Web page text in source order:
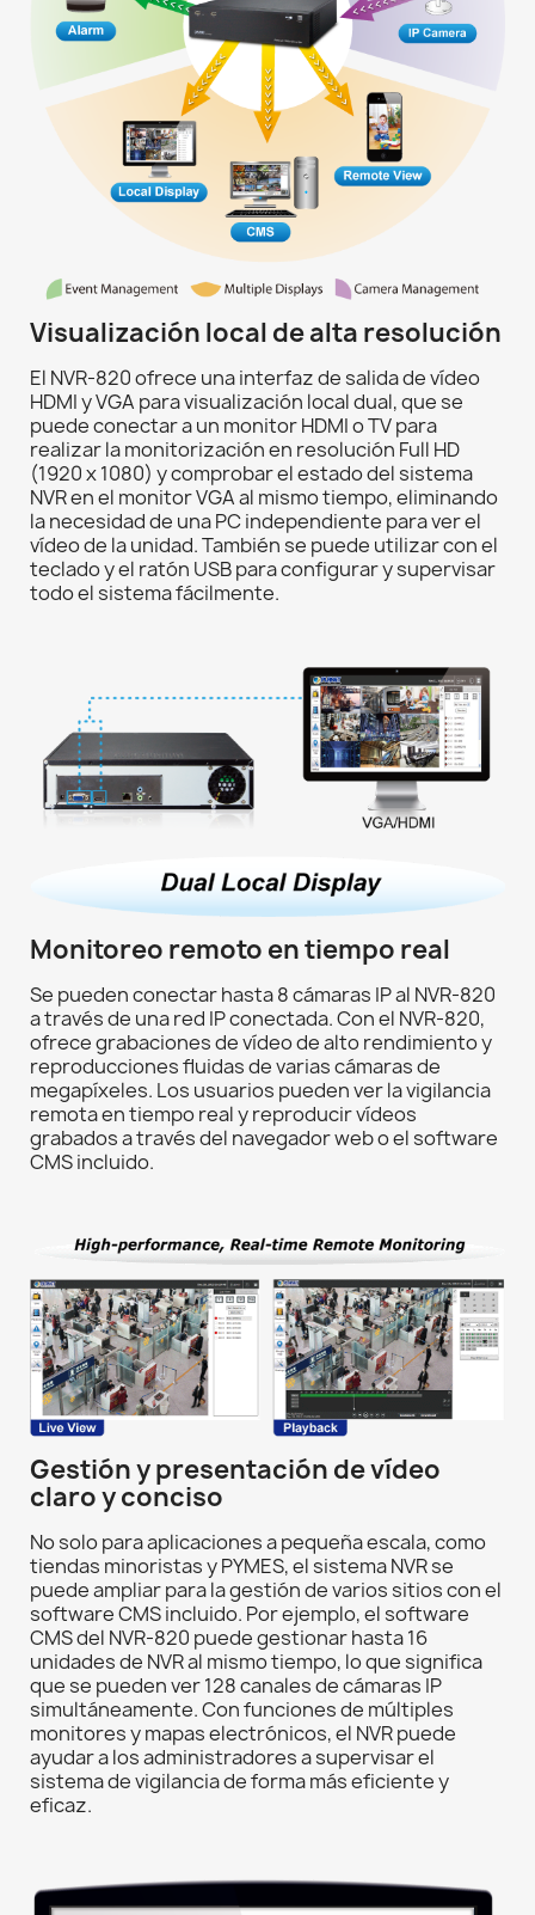
Visualización local de alta resolución
El NVR-820 ofrece una interfaz de salida de vídeo
HDMI y VGA para visualización local dual, que se
puede conectar a un monitor HDMI o TV para
realizar la monitorización en resolución Full HD
(1920 x 1080) y comprobar el estado del sistema
NVR en el monitor VGA al mismo tiempo, eliminando
la necesidad de una PC independiente para ver el
vídeo de la unidad. También se puede utilizar con el
teclado y el ratón USB para configurar y supervisar
todo el sistema fácilmente.
Monitoreo remoto en tiempo real
Se pueden conectar hasta 8 cámaras IP al NVR-820
a través de una red IP conectada. Con el NVR-820,
ofrece grabaciones de vídeo de alto rendimiento y
reproducciones fluidas de varias cámaras de
megapíxeles. Los usuarios pueden ver la vigilancia
remota en tiempo real y reproducir vídeos
grabados a través del navegador web o el software
CMS incluido.
Gestión y presentación de vídeo
claro y conciso
No solo para aplicaciones a pequeña escala, como
tiendas minoristas y PYMES, el sistema NVR se
puede ampliar para la gestión de varios sitios con el
software CMS incluido. Por ejemplo, el software
CMS del NVR-820 puede gestionar hasta 16
unidades de NVR al mismo tiempo, lo que significa
que se pueden ver 128 canales de cámaras IP
simultáneamente. Con funciones de múltiples
monitores y mapas electrónicos, el NVR puede
ayudar a los administradores a supervisar el
sistema de vigilancia de forma más eficiente y
eficaz.